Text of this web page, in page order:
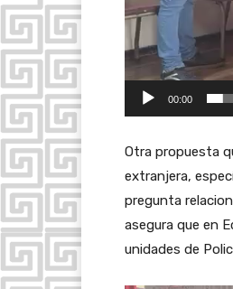
r
e
í
e
o
00:00
Otra propuesta
extranjera,
pregunta
asegura que en
unidades de